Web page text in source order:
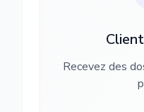
Recevez des